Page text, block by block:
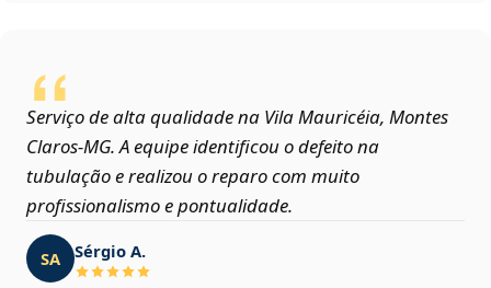
Serviço de alta qualidade na Vila Mauricéia, Montes
Claros‑MG. A equipe identificou o defeito na
tubulação e realizou o reparo com muito
profissionalismo e pontualidade.
SA Sérgio A.